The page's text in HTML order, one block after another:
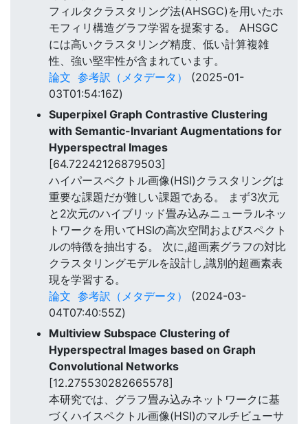
フィルタクラスタリング法(AHSGC)を用いたホ
モフィリ構造グラフ学習を提案する。 AHSGC
には高いクラスタリング精度、低い計算複雑
性、強い堅牢性が含まれています。
論文 参考訳（メタデータ）
(2025-01-
03T01:54:16Z)
Superpixel Graph Contrastive Clustering
with Semantic-Invariant Augmentations for
Hyperspectral Images
[64.72242126879503]
ハイパースペクトル画像(HSI)クラスタリングは
重要な課題だが難しい課題である。 まず3次元
と2次元のハイブリッド畳み込みニューラルネッ
トワークを用いてHSIの高次空間およびスペクト
ルの特徴を抽出する。 次に,超画素グラフの対比
クラスタリングモデルを設計し,識別的超画素表
現を学習する。
論文 参考訳（メタデータ）
(2024-03-
04T07:40:55Z)
Multiview Subspace Clustering of
Hyperspectral Images based on Graph
Convolutional Networks
[12.275530282665578]
本研究では、グラフ畳み込みネットワークに基
づくハイスペクトル画像(HSI)のマルチビューサ